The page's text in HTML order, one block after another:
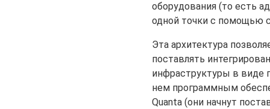
оборудования (то есть
одной точки с помощью
Эта архитектура
поставлять
инфраструктуры в виде
нем программным
Quanta (они начнут